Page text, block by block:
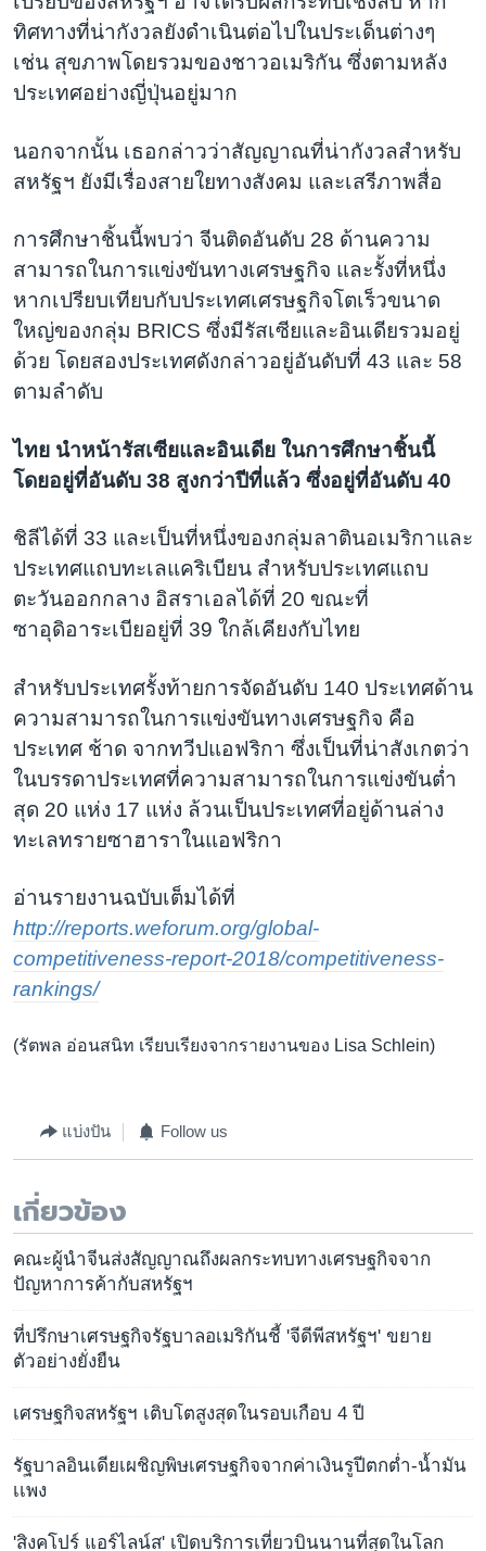
ทิศทางที่น่ากังวลยังดำเนินต่อไปในประเด็นต่างๆ
เช่น สุขภาพโดยรวมของชาวอเมริกัน ซึ่งตามหลัง
ประเทศอย่างญี่ปุ่นอยู่มาก
นอกจากนั้น เธอกล่าวว่าสัญญาณที่น่ากังวลสำหรับ
สหรัฐฯ ยังมีเรื่องสายใยทางสังคม และเสรีภาพสื่อ
การศึกษาชิ้นนี้พบว่า จีนติดอันดับ 28 ด้านความ
สามารถในการแข่งขันทางเศรษฐกิจ และรั้งที่หนึ่ง
หากเปรียบเทียบกับประเทศเศรษฐกิจโตเร็วขนาด
ใหญ่ของกลุ่ม BRICS ซึ่งมีรัสเซียและอินเดียรวมอยู่
ด้วย โดยสองประเทศดังกล่าวอยู่อันดับที่ 43 และ 58
ตามลำดับ
ไทย นำหน้ารัสเซียและอินเดีย ในการศึกษาชิ้นนี้
โดยอยู่ที่อันดับ 38 สูงกว่าปีที่แล้ว ซึ่งอยู่ที่อันดับ 40
ชิลีได้ที่ 33 และเป็นที่หนึ่งของกลุ่มลาตินอเมริกาและ
ประเทศแถบทะเลแคริเบียน สำหรับประเทศแถบ
ตะวันออกกลาง อิสราเอลได้ที่ 20 ขณะที่
ซาอุดิอาระเบียอยู่ที่ 39 ใกล้เคียงกับไทย
สำหรับประเทศรั้งท้ายการจัดอันดับ 140 ประเทศด้าน
ความสามารถในการแข่งขันทางเศรษฐกิจ คือ
ประเทศ ช้าด จากทวีปแอฟริกา ซึ่งเป็นที่น่าสังเกตว่า
ในบรรดาประเทศที่ความสามารถในการแข่งขันต่ำ
สุด 20 แห่ง 17 แห่ง ล้วนเป็นประเทศที่อยู่ด้านล่าง
ทะเลทรายซาฮาราในแอฟริกา
อ่านรายงานฉบับเต็มได้ที่
http://reports.weforum.org/global-
competitiveness-report-2018/competitiveness-
rankings/
(รัตพล อ่อนสนิท เรียบเรียงจากรายงานของ Lisa Schlein)
แบ่งปัน Follow us
เกี่ยวข้อง
คณะผู้นำจีนส่งสัญญาณถึงผลกระทบทางเศรษฐกิจจาก
ปัญหาการค้ากับสหรัฐฯ
ที่ปรึกษาเศรษฐกิจรัฐบาลอเมริกันชี้ 'จีดีพีสหรัฐฯ' ขยาย
ตัวอย่างยั่งยืน
เศรษฐกิจสหรัฐฯ เติบโตสูงสุดในรอบเกือบ 4 ปี
รัฐบาลอินเดียเผชิญพิษเศรษฐกิจจากค่าเงินรูปีตกต่ำ-น้ำมัน
เเพง
'สิงคโปร์ แอร์ไลน์ส' เปิดบริการเที่ยวบินนานที่สุดในโลก